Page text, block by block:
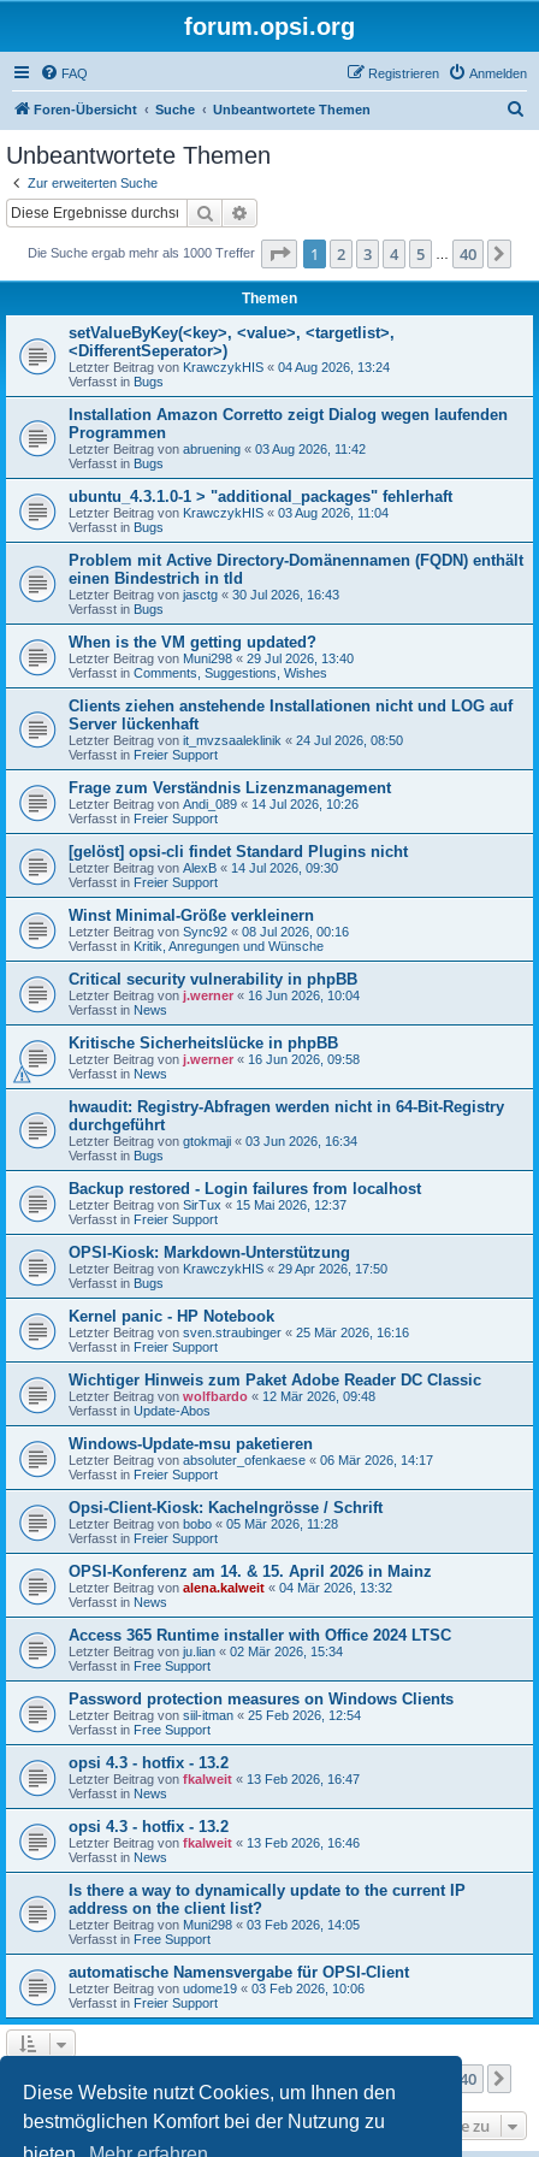
Diese Website nutzt Cookies, um Ihnen den
bestmöglichen Komfort bei der Nutzung zu
forum.opsi.org
FAQ Anmelden
Registrieren
Foren-Übersicht Suche Unbeantwortete Themen
Unbeantwortete Themen
Zur erweiterten Suche
Suche
Die Suche ergab mehr als 1000 Treffer Seite 1von 40
1 2 3 4 5 40
Themen
setValueByKey(<key>, <value>, <targetlist>,
<DifferentSeperator>)
Letzter Beitrag von KrawczykHIS « 04 Aug 2026, 13:24
Verfasst in Bugs
Installation Amazon Corretto zeigt Dialog wegen laufenden
Programmen
Letzter Beitrag von abruening « 03 Aug 2026, 11:42
Verfasst in Bugs
ubuntu_4.3.1.0-1 > "additional_packages" fehlerhaft
Letzter Beitrag von KrawczykHIS « 03 Aug 2026, 11:04
Verfasst in Bugs
Problem mit Active Directory-Domänennamen (FQDN) enthält
einen Bindestrich in tld
Letzter Beitrag von jasctg « 30 Jul 2026, 16:43
Verfasst in Bugs
When is the VM getting updated?
Letzter Beitrag von Muni298 « 29 Jul 2026, 13:40
Verfasst in Comments, Suggestions, Wishes
Clients ziehen anstehende Installationen nicht und LOG auf
Server lückenhaft
Letzter Beitrag von it_mvzsaaleklinik « 24 Jul 2026, 08:50
Verfasst in Freier Support
Frage zum Verständnis Lizenzmanagement
Letzter Beitrag von Andi_089 « 14 Jul 2026, 10:26
Verfasst in Freier Support
[gelöst] opsi-cli findet Standard Plugins nicht
Letzter Beitrag von AlexB « 14 Jul 2026, 09:30
Verfasst in Freier Support
Winst Minimal-Größe verkleinern
Letzter Beitrag von Sync92 « 08 Jul 2026, 00:16
Verfasst in Kritik, Anregungen und Wünsche
Critical security vulnerability in phpBB
Letzter Beitrag von j.werner « 16 Jun 2026, 10:04
Verfasst in News
Kritische Sicherheitslücke in phpBB
Letzter Beitrag von j.werner « 16 Jun 2026, 09:58
Verfasst in News
hwaudit: Registry-Abfragen werden nicht in 64-Bit-Registry
durchgeführt
Letzter Beitrag von gtokmaji « 03 Jun 2026, 16:34
Verfasst in Bugs
Backup restored - Login failures from localhost
Letzter Beitrag von SirTux « 15 Mai 2026, 12:37
Verfasst in Freier Support
OPSI-Kiosk: Markdown-Unterstützung
Letzter Beitrag von KrawczykHIS « 29 Apr 2026, 17:50
Verfasst in Bugs
Kernel panic - HP Notebook
Letzter Beitrag von sven.straubinger « 25 Mär 2026, 16:16
Verfasst in Freier Support
Wichtiger Hinweis zum Paket Adobe Reader DC Classic
Letzter Beitrag von wolfbardo « 12 Mär 2026, 09:48
Verfasst in Update-Abos
Windows-Update-msu paketieren
Letzter Beitrag von absoluter_ofenkaese « 06 Mär 2026, 14:17
Verfasst in Freier Support
Opsi-Client-Kiosk: Kachelngrösse / Schrift
Letzter Beitrag von bobo « 05 Mär 2026, 11:28
Verfasst in Freier Support
OPSI-Konferenz am 14. & 15. April 2026 in Mainz
Letzter Beitrag von alena.kalweit « 04 Mär 2026, 13:32
Verfasst in News
Access 365 Runtime installer with Office 2024 LTSC
Letzter Beitrag von ju.lian « 02 Mär 2026, 15:34
Verfasst in Free Support
Password protection measures on Windows Clients
Letzter Beitrag von siil-itman « 25 Feb 2026, 12:54
Verfasst in Free Support
opsi 4.3 - hotfix - 13.2
Letzter Beitrag von fkalweit « 13 Feb 2026, 16:47
Verfasst in News
opsi 4.3 - hotfix - 13.2
Letzter Beitrag von fkalweit « 13 Feb 2026, 16:46
Verfasst in News
Is there a way to dynamically update to the current IP
address on the client list?
Letzter Beitrag von Muni298 « 03 Feb 2026, 14:05
Verfasst in Free Support
automatische Namensvergabe für OPSI-Client
Letzter Beitrag von udome19 « 03 Feb 2026, 10:06
Verfasst in Freier Support
40
Gehe zu